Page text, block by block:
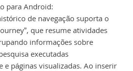
para Android:
de navegação suporta o
que resume atividades
informações sobre
executadas
e páginas visualizadas. Ao inserir